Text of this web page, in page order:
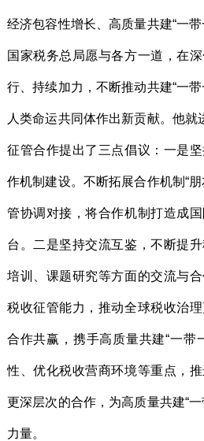
经济包容性增长、高质量共建“一
国家税务总局愿与各方一道，在
行、持续加力，不断推动共建“一
人类命运共同体作出新贡献。他就
征管合作提出了三点倡议：一是
作机制建设。不断拓展合作机制“
管协调对接，将合作机制打造成
台。二是坚持交流互鉴，不断提
培训、课题研究等方面的交流与
税收征管能力，推动全球税收治
合作共赢，携手高质量共建“一带
性、优化税收营商环境等重点，
更深层次的合作，为高质量共建“
力量。